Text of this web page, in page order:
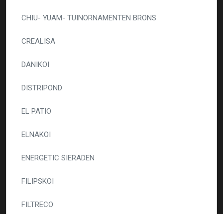
CHIU- YUAM- TUINORNAMENTEN BRONS
CREALISA
DANIKOI
DISTRIPOND
EL PATIO
ELNAKOI
ENERGETIC SIERADEN
FILIPSKOI
FILTRECO